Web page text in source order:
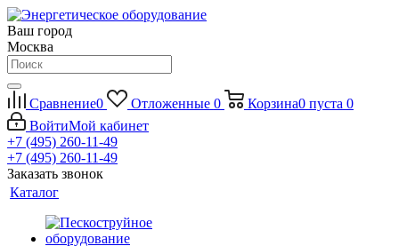
Ваш город
Москва
Сравнение0 Отложенные 0 Корзина0 пуста 0
ВойтиМой кабинет
+7 (495) 260-11-49
+7 (495) 260-11-49
Заказать звонок
Каталог